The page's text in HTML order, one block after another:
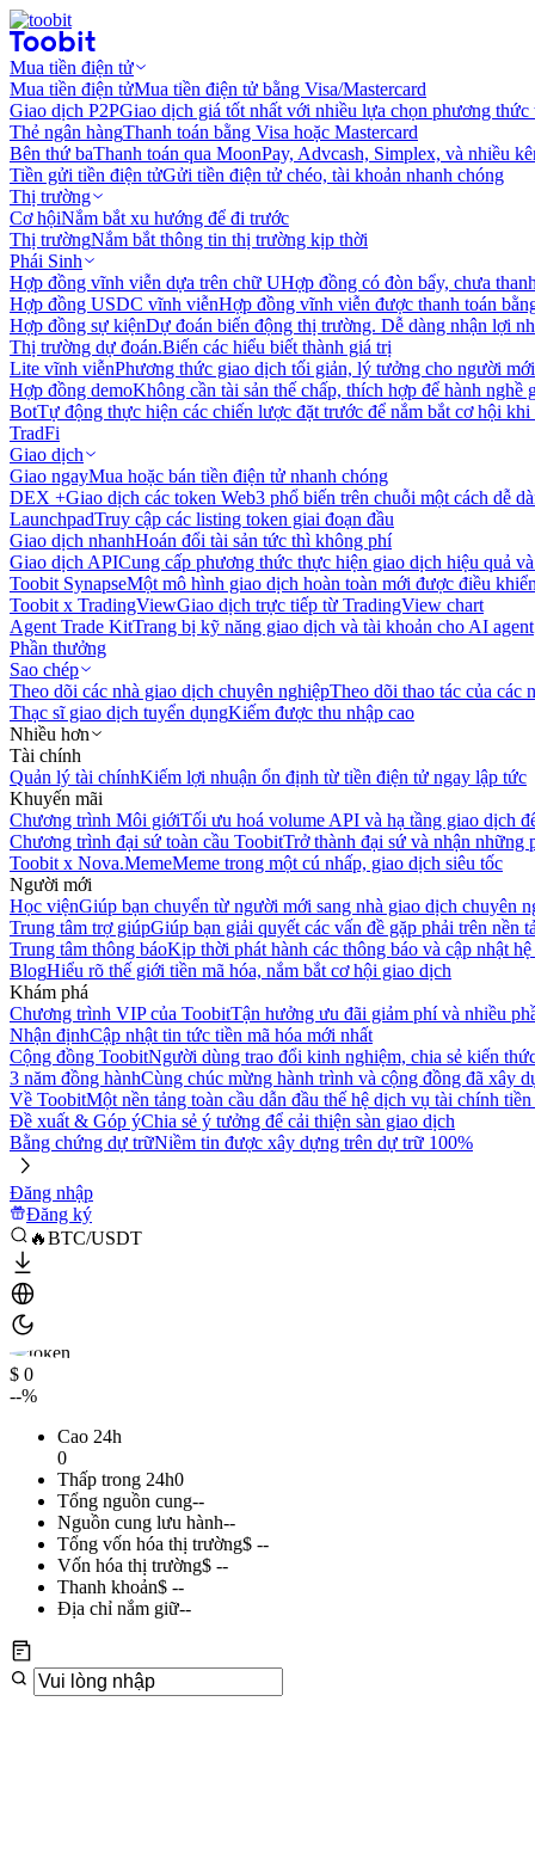
Mua tiền điện tử
Mua tiền điện tửMua tiền điện tử bằng Visa/Mastercard
Giao dịch P2PGiao dịch giá tốt nhất với nhiều lựa chọn phương thức
Thẻ ngân hàngThanh toán bằng Visa hoặc Mastercard
Bên thứ baThanh toán qua MoonPay, Advcash, Simplex, và nhiều
Tiền gửi tiền điện tửGửi tiền điện tử chéo, tài khoản nhanh chóng
Thị trường
Cơ hộiNắm bắt xu hướng để đi trước
Thị trườngNắm bắt thông tin thị trường kịp thời
Phái Sinh
Hợp đồng vĩnh viễn dựa trên chữ UHợp đồng có đòn bẩy, chưa
Hợp đồng USDC vĩnh viễnHợp đồng vĩnh viễn được thanh toán
Hợp đồng sự kiệnDự đoán biến động thị trường. Dễ dàng nhận lợi
Thị trường dự đoán.Biến các hiểu biết thành giá trị
Lite vĩnh viễnPhương thức giao dịch tối giản, lý tưởng cho người
Hợp đồng demoKhông cần tài sản thế chấp, thích hợp để hành nghề
BotTự động thực hiện các chiến lược đặt trước để nắm bắt cơ hội
TradFi
Giao dịch
Giao ngayMua hoặc bán tiền điện tử nhanh chóng
DEX +Giao dịch các token Web3 phổ biến trên chuỗi một cách dễ
LaunchpadTruy cập các listing token giai đoạn đầu
Giao dịch nhanhHoán đổi tài sản tức thì không phí
Giao dịch APICung cấp phương thức thực hiện giao dịch hiệu quả
Toobit SynapseMột mô hình giao dịch hoàn toàn mới được điều
Toobit x TradingViewGiao dịch trực tiếp từ TradingView chart
Agent Trade KitTrang bị kỹ năng giao dịch và tài khoản cho AI agent
Phần thưởng
Sao chép
Theo dõi các nhà giao dịch chuyên nghiệpTheo dõi thao tác của các
Thạc sĩ giao dịch tuyển dụngKiếm được thu nhập cao
Nhiều hơn
Tài chính
Quản lý tài chínhKiếm lợi nhuận ổn định từ tiền điện tử ngay lập tức
Khuyến mãi
Chương trình Môi giớiTối ưu hoá volume API và hạ tầng giao dịch
Chương trình đại sứ toàn cầu ToobitTrở thành đại sứ và nhận những
Toobit x Nova.MemeMeme trong một cú nhấp, giao dịch siêu tốc
Người mới
Học việnGiúp bạn chuyển từ người mới sang nhà giao dịch chuyên
Trung tâm trợ giúpGiúp bạn giải quyết các vấn đề gặp phải trên nền
Trung tâm thông báoKịp thời phát hành các thông báo và cập nhật
BlogHiểu rõ thế giới tiền mã hóa, nắm bắt cơ hội giao dịch
Khám phá
Chương trình VIP của ToobitTận hưởng ưu đãi giảm phí và nhiều
Nhận địnhCập nhật tin tức tiền mã hóa mới nhất
Cộng đồng ToobitNgười dùng trao đổi kinh nghiệm, chia sẻ kiến
3 năm đồng hànhCùng chúc mừng hành trình và cộng đồng đã xây
Về ToobitMột nền tảng toàn cầu dẫn đầu thế hệ dịch vụ tài chính
Đề xuất & Góp ýChia sẻ ý tưởng để cải thiện sàn giao dịch
Bằng chứng dự trữNiềm tin được xây dựng trên dự trữ 100%
Đăng nhập
Đăng ký
🔥BTC/USDT
$ 0
--%
Cao 24h
0
Thấp trong 24h0
Tổng nguồn cung--
Nguồn cung lưu hành--
Tổng vốn hóa thị trường$ --
Vốn hóa thị trường$ --
Thanh khoản$ --
Địa chỉ nắm giữ--